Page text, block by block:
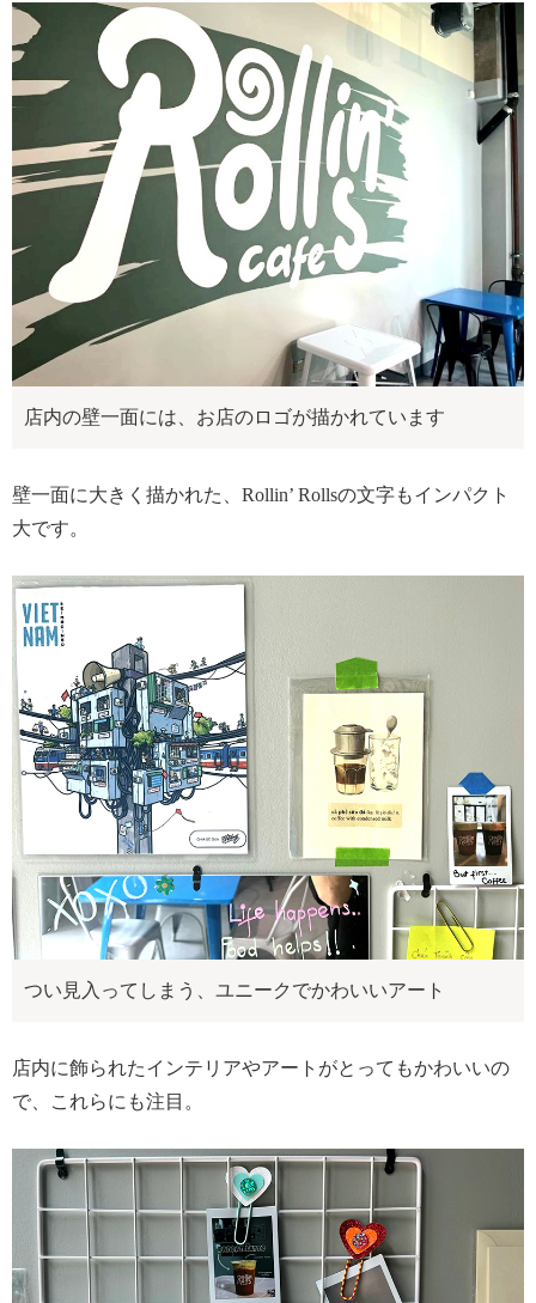
店内の壁一面には、お店のロゴが描かれています
壁一面に大きく描かれた、Rollin’ Rollsの文字もインパクト
大です。
つい見入ってしまう、ユニークでかわいいアート
店内に飾られたインテリアやアートがとってもかわいいの
で、これらにも注目。